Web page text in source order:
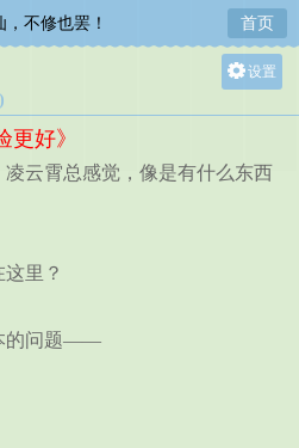
，不修也罢！ 首页
设置
中
更好》
云霄总感觉，像是有什么东西
里？
的问题——